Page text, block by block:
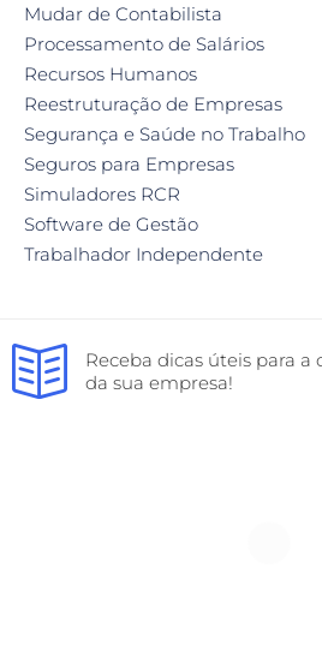
Mudar de Contabilista
Processamento de Salários
Recursos Humanos
Reestruturação de Empresas
Segurança e Saúde no Trabalho
Seguros para Empresas
Simuladores RCR
Software de Gestão
Trabalhador Independente
Receba dicas úteis para
da sua empresa!